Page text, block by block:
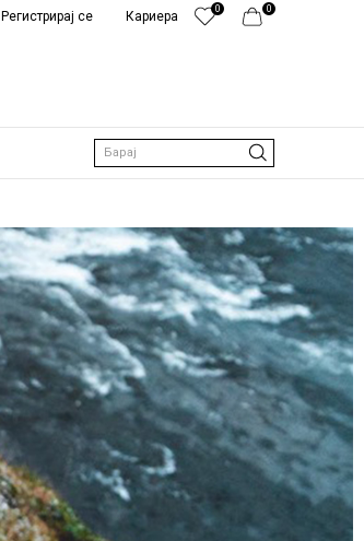
0
0
Кариера
Регистрирај се
Барај